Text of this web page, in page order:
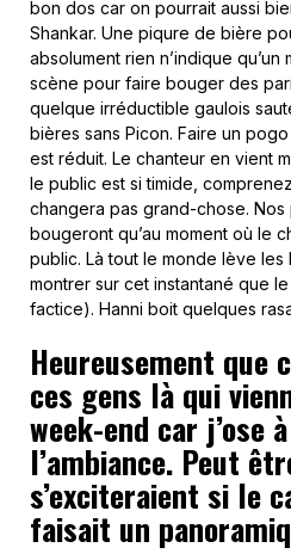
bon dos car on pourrait aussi
Shankar. Une piqure de bière
absolument rien n’indique
scène pour faire bouger des
quelque irréductible gaulois
bières sans Picon. Faire un
est réduit. Le chanteur en vient
le public est si timide,
changera pas grand-chose.
bougeront qu’au moment où le
public. Là tout le monde lève les
montrer sur cet instantané que
factice). Hanni boit quelques
Heureusement que
ces gens là qui
week-end car j’ose
l’ambiance. Peut
s’exciteraient si le
faisait un